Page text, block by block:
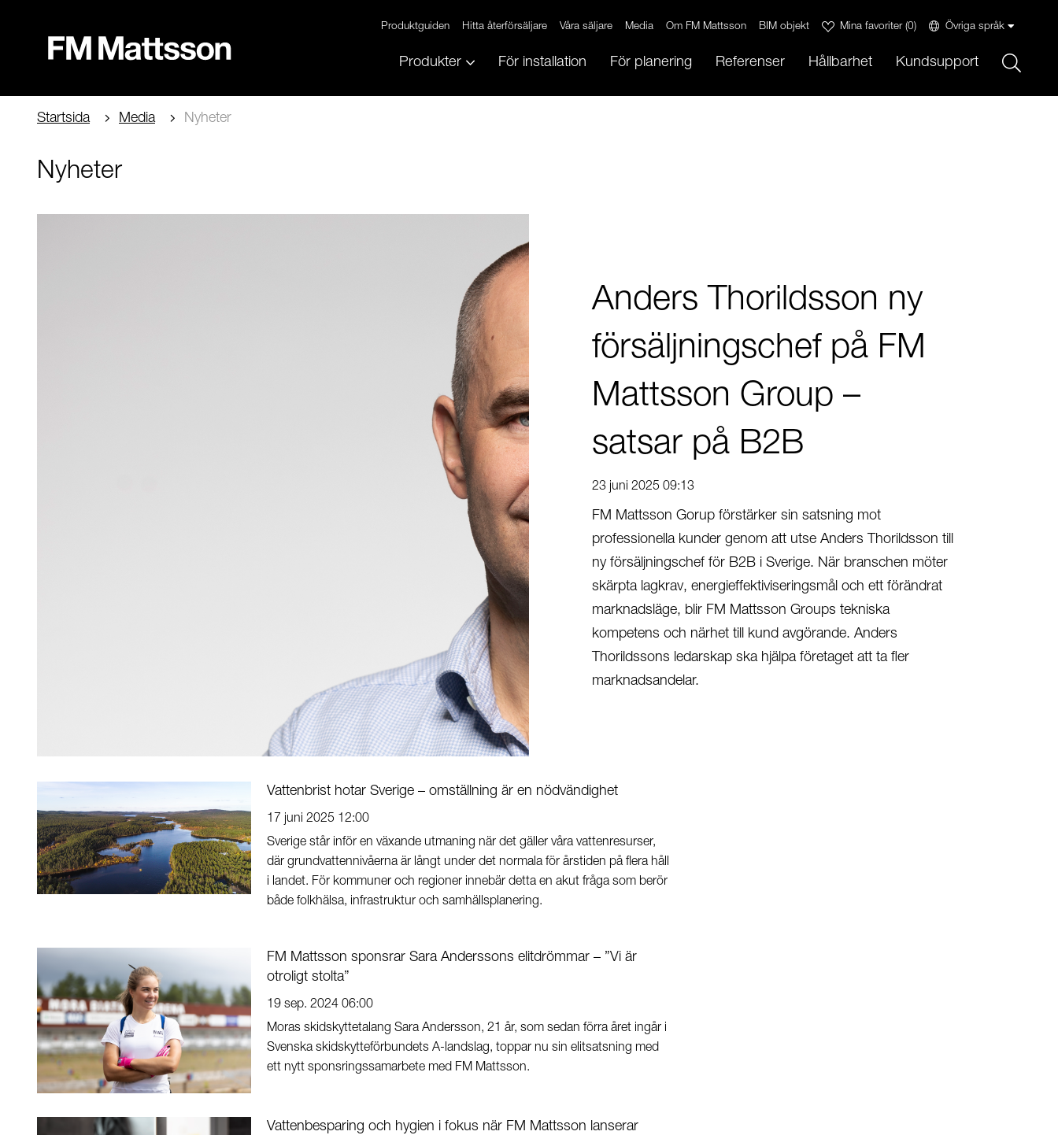
Produktguiden Hitta återförsäljare Våra säljare Media Om FM Mattsson BIM objekt Mina favoriter(0) Övriga språk
Produkter För installation För planering Referenser Hållbarhet Kundsupport
Startsida Media Nyheter
Nyheter
Anders Thorildsson ny
försäljningschef på FM
Mattsson Group –
satsar på B2B
23 juni 2025 09:13
FM Mattsson Gorup förstärker sin satsning mot
professionella kunder genom att utse Anders Thorildsson till
ny försäljningschef för B2B i Sverige. När branschen möter
skärpta lagkrav, energieffektiviseringsmål och ett förändrat
marknadsläge, blir FM Mattsson Groups tekniska
kompetens och närhet till kund avgörande. Anders
Thorildssons ledarskap ska hjälpa företaget att ta fler
marknadsandelar.
Vattenbrist hotar Sverige – omställning är en nödvändighet
17 juni 2025 12:00
Sverige står inför en växande utmaning när det gäller våra vattenresurser,
där grundvattennivåerna är långt under det normala för årstiden på flera håll
i landet. För kommuner och regioner innebär detta en akut fråga som berör
både folkhälsa, infrastruktur och samhällsplanering.
FM Mattsson sponsrar Sara Anderssons elitdrömmar – ”Vi är
otroligt stolta”
19 sep. 2024 06:00
Moras skidskyttetalang Sara Andersson, 21 år, som sedan förra året ingår i
Svenska skidskytteförbundets A-landslag, toppar nu sin elitsatsning med
ett nytt sponsringssamarbete med FM Mattsson.
Vattenbesparing och hygien i fokus när FM Mattsson lanserar